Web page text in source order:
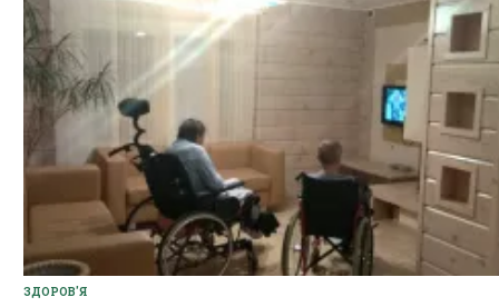
ЗДОРОВ'Я